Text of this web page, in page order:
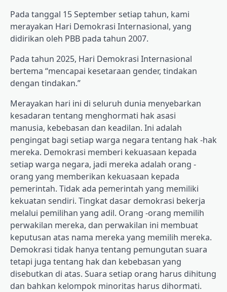
Pada tanggal 15 September setiap tahun, kami
merayakan Hari Demokrasi Internasional, yang
didirikan oleh PBB pada tahun 2007.
Pada tahun 2025, Hari Demokrasi Internasional
bertema “mencapai kesetaraan gender, tindakan
dengan tindakan.”
Merayakan hari ini di seluruh dunia menyebarkan
kesadaran tentang menghormati hak asasi
manusia, kebebasan dan keadilan. Ini adalah
pengingat bagi setiap warga negara tentang hak -hak
mereka. Demokrasi memberi kekuasaan kepada
setiap warga negara, jadi mereka adalah orang -
orang yang memberikan kekuasaan kepada
pemerintah. Tidak ada pemerintah yang memiliki
kekuatan sendiri. Tingkat dasar demokrasi bekerja
melalui pemilihan yang adil. Orang -orang memilih
perwakilan mereka, dan perwakilan ini membuat
keputusan atas nama mereka yang memilih mereka.
Demokrasi tidak hanya tentang pemungutan suara
tetapi juga tentang hak dan kebebasan yang
disebutkan di atas. Suara setiap orang harus dihitung
dan bahkan kelompok minoritas harus dihormati.